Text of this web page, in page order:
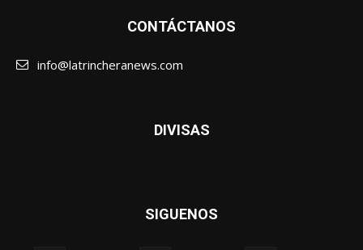
CONTÁCTANOS
info@latrincheranews.com
DIVISAS
SIGUENOS